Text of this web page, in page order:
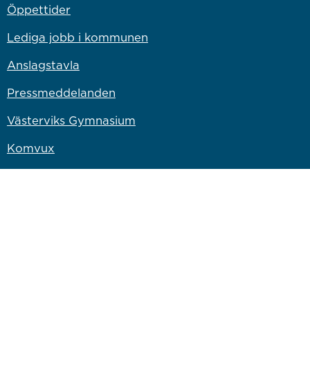
Öppettider
Lediga jobb i kommunen
Anslagstavla
Pressmeddelanden
Västerviks Gymnasium
Komvux